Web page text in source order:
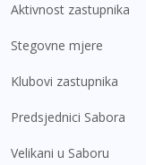
Aktivnost zastupnika
Stegovne mjere
Klubovi zastupnika
Predsjednici Sabora
Velikani u Saboru